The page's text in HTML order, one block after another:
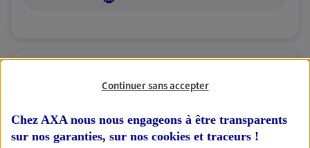
Marie-Bernadette
Mandataire d'Assurance AXA Epargne et
Protection
Continuer sans accepter
Chez AXA nous nous engageons à être transparents
sur nos garanties, sur nos cookies et traceurs !